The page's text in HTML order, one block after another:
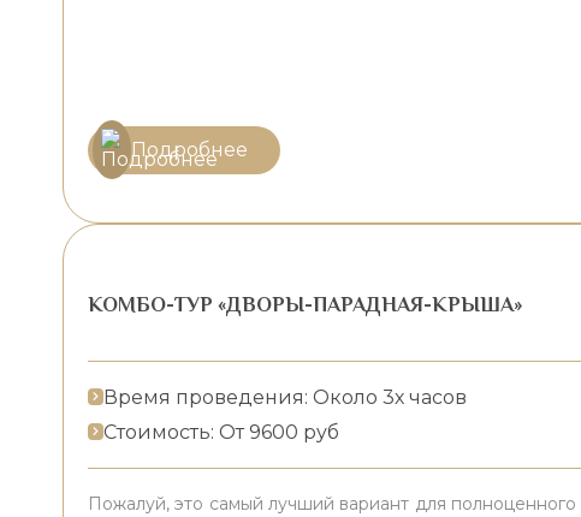
Подробнее
КОМБО-ТУР «ДВОРЫ-ПАРАДНАЯ-КРЫША»
Время проведения: Около 3х часов
Стоимость: От 9600 руб
Пожалуй, это самый лучший вариант для